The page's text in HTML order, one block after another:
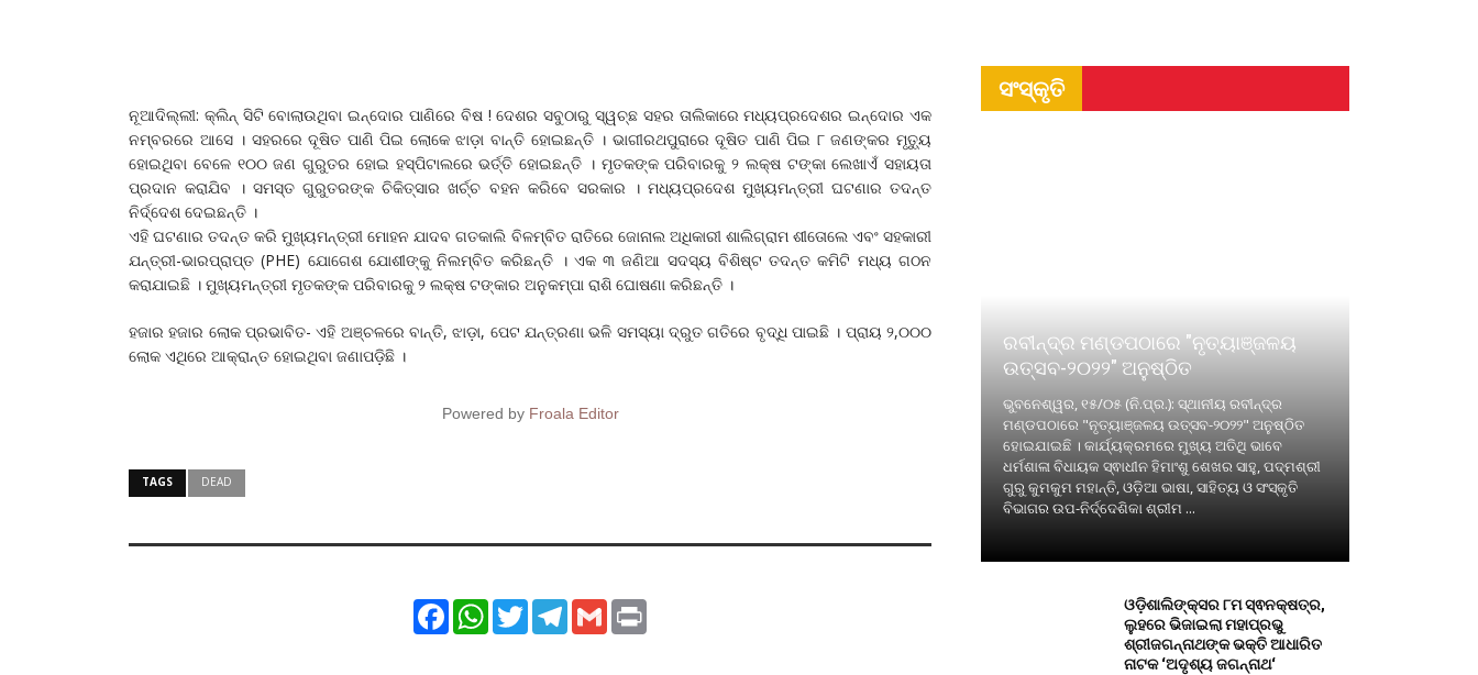
ନୂଆଦିଲ୍ଲୀ: କ୍ଲିନ୍ ସିଟି ବୋଲାଉଥିବା ଇନ୍ଦୋର ପାଣିରେ ବିଷ ! ଦେଶର ସବୁଠାରୁ ସ୍ୱଚ୍ଛ ସହର ତାଲିକାରେ ମଧ୍ୟପ୍ରଦେଶର ଇନ୍ଦୋର ଏକ
ନମ୍ବରରେ ଆସେ । ସହରରେ ଦୂଷିତ ପାଣି ପିଇ ଲୋକେ ଝାଡ଼ା ବାନ୍ତି ହୋଇଛନ୍ତି । ଭାଗୀରଥପୁରାରେ ଦୂଷିତ ପାଣି ପିଇ ୮ ଜଣଙ୍କର ମୃତ୍ୟୁ
ହୋଇଥିବା ବେଳେ ୧୦୦ ଜଣ ଗୁରୁତର ହୋଇ ହସ୍ପିଟାଲରେ ଭର୍ତ୍ତି ହୋଇଛନ୍ତି । ମୃତକଙ୍କ ପରିବାରକୁ ୨ ଲକ୍ଷ ଟଙ୍କା ଲେଖାଏଁ ସହାୟତା
ପ୍ରଦାନ କରାଯିବ । ସମସ୍ତ ଗୁରୁତରଙ୍କ ଚିକିତ୍ସାର ଖର୍ଚ୍ଚ ବହନ କରିବେ ସରକାର । ମଧ୍ୟପ୍ରଦେଶ ମୁଖ୍ୟମନ୍ତ୍ରୀ ଘଟଣାର ତଦନ୍ତ
ନିର୍ଦ୍ଦେଶ ଦେଇଛନ୍ତି ।
ଏହି ଘଟଣାର ତଦନ୍ତ କରି ମୁଖ୍ୟମନ୍ତ୍ରୀ ମୋହନ ଯାଦବ ଗତକାଲି ବିଳମ୍ବିତ ରାତିରେ ଜୋନାଲ ଅଧିକାରୀ ଶାଲିଗ୍ରାମ ଶୀତୋଲେ ଏବଂ ସହକାରୀ
ଯନ୍ତ୍ରୀ-ଭାରପ୍ରାପ୍ତ (PHE) ଯୋଗେଶ ଯୋଶୀଙ୍କୁ ନିଲମ୍ବିତ କରିଛନ୍ତି । ଏକ ୩ ଜଣିଆ ସଦସ୍ୟ ବିଶିଷ୍ଟ ତଦନ୍ତ କମିଟି ମଧ୍ୟ ଗଠନ
କରାଯାଇଛି । ମୁଖ୍ୟମନ୍ତ୍ରୀ ମୃତକଙ୍କ ପରିବାରକୁ ୨ ଲକ୍ଷ ଟଙ୍କାର ଅନୁକମ୍ପା ରାଶି ଘୋଷଣା କରିଛନ୍ତି ।
ହଜାର ହଜାର ଲୋକ ପ୍ରଭାବିତ- ଏହି ଅଞ୍ଚଳରେ ବାନ୍ତି, ଝାଡ଼ା, ପେଟ ଯନ୍ତ୍ରଣା ଭଳି ସମସ୍ୟା ଦ୍ରୁତ ଗତିରେ ବୃଦ୍ଧି ପାଇଛି । ପ୍ରାୟ ୨,୦୦୦
ଲୋକ ଏଥିରେ ଆକ୍ରାନ୍ତ ହୋଇଥିବା ଜଣାପଡ଼ିଛି ।
Powered by Froala Editor
TAGS DEAD
FacebookWhatsApp
TwitterTelegram
Gmail
ସଂସ୍କୃତି
ରବୀନ୍ଦ୍ର ମଣ୍ଡପଠାରେ "ନୃତ୍ୟାଞ୍ଜଳୟ
ଉତ୍ସବ-୨୦୨୨" ଅନୁଷ୍ଠିତ
ଭୁବନେଶ୍ୱର, ୧୫/୦୫ (ନି.ପ୍ର.): ସ୍ଥାନୀୟ ରବୀନ୍ଦ୍ର
ମଣ୍ଡପଠାରେ "ନୃତ୍ୟାଞ୍ଜଳୟ ଉତ୍ସବ-୨୦୨୨" ଅନୁଷ୍ଠିତ
ହୋଇଯାଇଛି । କାର୍ଯ୍ୟକ୍ରମରେ ମୁଖ୍ୟ ଅତିଥି ଭାବେ
ଧର୍ମଶାଳା ବିଧାୟକ ସ୍ଵାଧୀନ ହିମାଂଶୁ ଶେଖର ସାହୁ, ପଦ୍ମଶ୍ରୀ
ଗୁରୁ କୁମକୁମ ମହାନ୍ତି, ଓଡ଼ିଆ ଭାଷା, ସାହିତ୍ୟ ଓ ସଂସ୍କୃତି
ବିଭାଗର ଉପ-ନିର୍ଦ୍ଦେଶିକା ଶ୍ରୀମ ...
ଓଡ଼ିଶାଲିଙ୍କ୍ସର ୮ମ ସ୍ଵନକ୍ଷତ୍ର,
ଲୁହରେ ଭିଜାଇଲା ମହାପ୍ରଭୁ
ଶ୍ରୀଜଗନ୍ନାଥଙ୍କ ଭକ୍ତି ଆଧାରିତ
ନାଟକ ‘ଅଦୃଶ୍ୟ ଜଗନ୍ନାଥ‘